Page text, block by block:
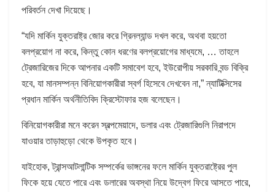
পরিবর্তন দেখা দিয়েছে।
“যদি মার্কিন যুক্তরাষ্ট্র জোর করে গ্রিনল্যান্ড দখল করে, অথবা হয়তো
বলপ্রয়োগ না করে, কিন্তু কোন ধরণের বলপ্রয়োগের মাধ্যমে, … তাহলে
ট্রেজারিজের দিকে আপনার একটি সমাবেশ হবে, ইউরোপীয় সরকারি বন্ড বিক্রি
হবে, যা মানসম্পন্ন বিনিয়োগকারীরা স্বর্গ হিসেবে দেখবেন না,” ন্যাটিক্সিসের
প্রধান মার্কিন অর্থনীতিবিদ ক্রিস্টোফার হজ বলেছেন।
বিনিয়োগকারীরা মনে করেন স্বল্পমেয়াদে, ডলার এবং ট্রেজারিগুলি নিরাপদে
যাওয়ার তাড়াহুড়ো থেকে উপকৃত হবে।
যাইহোক, ট্রান্সআটলান্টিক সম্পর্কের ভাঙ্গনের ফলে মার্কিন যুক্তরাষ্ট্রের পুল
ফিকে হয়ে যেতে পারে এবং ডলারের অবস্থা নিয়ে উদ্বেগ ফিরে আসতে পারে,